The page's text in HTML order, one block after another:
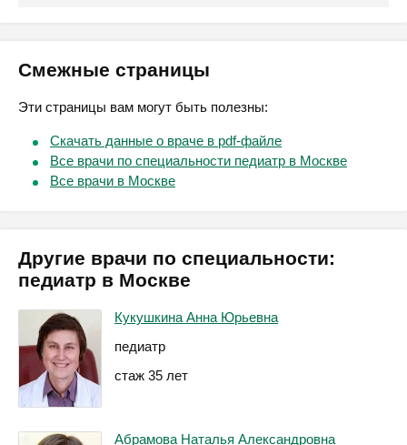
Смежные страницы
Эти страницы вам могут быть полезны:
Скачать данные о враче в pdf-файле
Все врачи по специальности педиатр в Москве
Все врачи в Москве
Другие врачи по специальности:
педиатр в Москве
Кукушкина Анна Юрьевна
педиатр
стаж 35 лет
Абрамова Наталья Александровна